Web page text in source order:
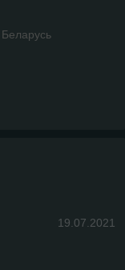
19.07.2021